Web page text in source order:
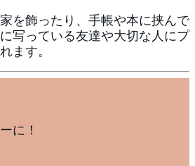
を飾ったり、手帳や本に挟んで
写っている友達や大切な人にプ
ます。
に！